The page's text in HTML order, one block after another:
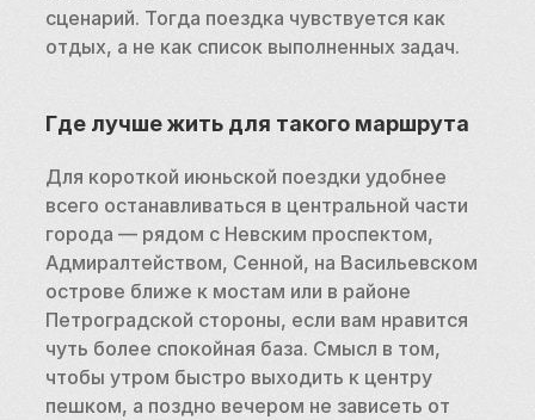
сценарий. Тогда поездка чувствуется как
отдых, а не как список выполненных задач.
Где лучше жить для такого маршрута
Для короткой июньской поездки удобнее
всего останавливаться в центральной части
города — рядом с Невским проспектом,
Адмиралтейством, Сенной, на Васильевском
острове ближе к мостам или в районе
Петроградской стороны, если вам нравится
чуть более спокойная база. Смысл в том,
чтобы утром быстро выходить к центру
пешком, а поздно вечером не зависеть от